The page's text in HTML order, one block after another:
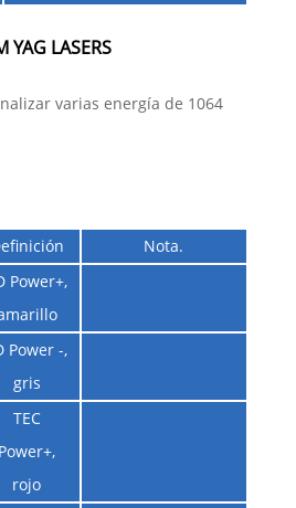
LASERS
varias energía de 1064
Nota.
Power+,
Power -,
gris
TEC
Power+,
rojo